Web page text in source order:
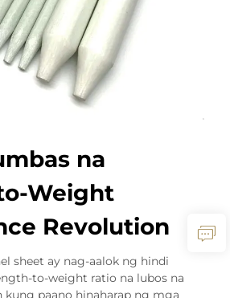
na
Weight
Revolution
sheet ay nag-aalok ng hindi
to-weight ratio na lubos na
kung paano hinaharap ng mga